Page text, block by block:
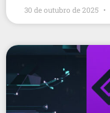
30 de outubro de 2025